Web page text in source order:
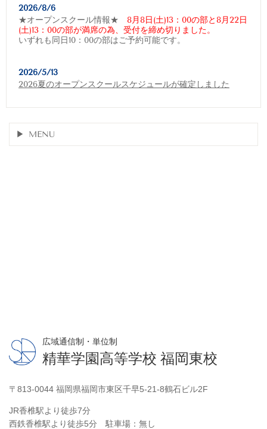
2026/8/6
★オープンスクール情報★ 8月8日(土)13：00の部と8月22日
(土)13：00の部が満席の為、受付を締め切りました。
いずれも同日10：00の部はご予約可能です。
2026/5/13
2026夏のオープンスクールスケジュールが確定しました
MENU
広域通信制・単位制
精華学園高等学校 福岡東校
〒813-0044 福岡県福岡市東区千早5-21-8鶴石ビル2F
JR香椎駅より徒歩7分
西鉄香椎駅より徒歩5分 駐車場：無し